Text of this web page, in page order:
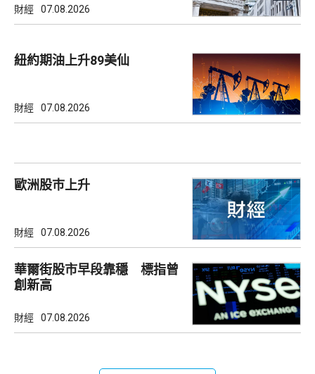
財經 07.08.2026
紐約期油上升89美仙
財經 07.08.2026
歐洲股巿上升
財經 07.08.2026
華爾街股市早段靠穩 標指曾
創新高
財經 07.08.2026